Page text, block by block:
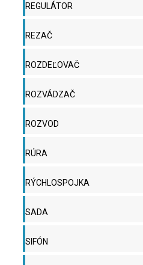
REGULÁTOR
REZAČ
ROZDEĽOVAČ
ROZVÁDZAČ
ROZVOD
RÚRA
RÝCHLOSPOJKA
SADA
SIFÓN